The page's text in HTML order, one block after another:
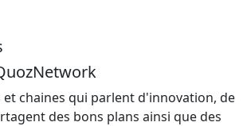
et chaines qui parlent d'innovation, de
des bons plans ainsi que des